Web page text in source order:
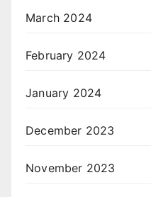
March 2024
February 2024
January 2024
December 2023
November 2023